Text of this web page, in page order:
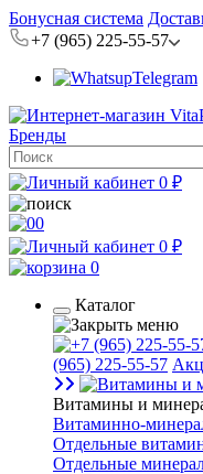
Бонусная система
+7 (965) 225-55-57
Telegram
Бренды
0 ₽
0
0 ₽
0
Каталог
(965) 225-55-57
Витамины и
Витаминно-
Отдельные
Отдельные